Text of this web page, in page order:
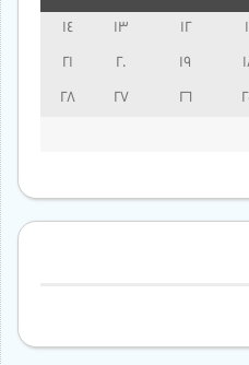
13
14
19
20
21
26
27
28